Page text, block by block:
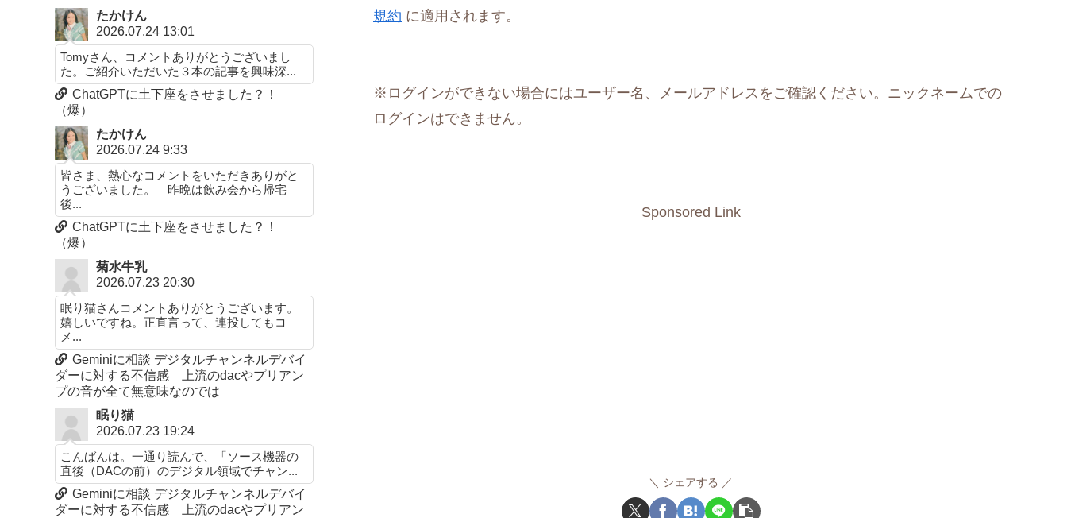
規約 に適用されます。
※ログインができない場合にはユーザー名、メールアドレスをご確認ください。ニックネームでの
ログインはできません。
Sponsored Link
シェアする
たかけん
2026.07.24 13:01
Tomyさん、コメントありがとうございまし
た。ご紹介いただいた３本の記事を興味深...
ChatGPTに土下座をさせました？！
（爆）
たかけん
2026.07.24 9:33
皆さま、熱心なコメントをいただきありがと
うございました。 昨晩は飲み会から帰宅
後...
ChatGPTに土下座をさせました？！
（爆）
菊水牛乳
2026.07.23 20:30
眠り猫さんコメントありがとうございます。
嬉しいですね。正直言って、連投してもコ
メ...
Geminiに相談 デジタルチャンネルデバイ
ダーに対する不信感 上流のdacやプリアン
プの音が全て無意味なのでは
眠り猫
2026.07.23 19:24
こんばんは。一通り読んで、「ソース機器の
直後（DACの前）のデジタル領域でチャン...
Geminiに相談 デジタルチャンネルデバイ
ダーに対する不信感 上流のdacやプリアン